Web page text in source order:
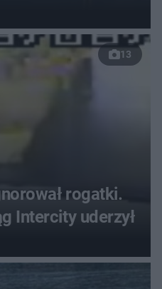
13
rogatki.
Intercity uderzył